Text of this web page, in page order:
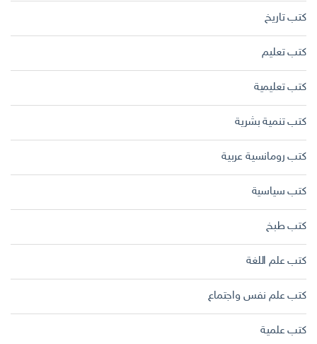
كتب تاريخ
كتب تعليم
كتب تعليمية
كتب تنمية بشرية
كتب رومانسية عربية
كتب سياسية
كتب طبخ
كتب علم اللغة
كتب علم نفس واجتماع
كتب علمية